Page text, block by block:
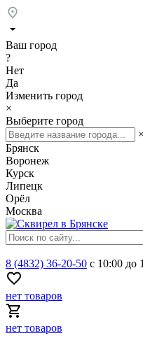
Ваш город
?
Нет
Да
Изменить город
×
Выберите город
×
Брянск
Воронеж
Курск
Липецк
Орёл
Москва
8 (4832) 36-20-50 с 10:00 до
нет товаров
нет товаров